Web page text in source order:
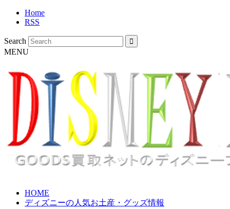
Home
RSS
Search
MENU
HOME
ディズニーの人気お土産・グッズ情報